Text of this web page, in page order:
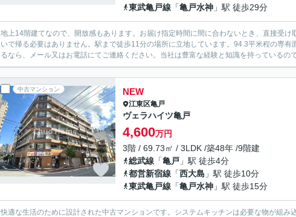
東武亀戸線 「亀戸水神 」駅 徒歩29分
地上14階建てなので、開放感もあります。お届け指定時間に間に合わないとき、直接受
いで帰る必要はありません。駅まで徒歩11分の場所に立地しています。94.3平米程の専
るなら、メール又はお電話にてご連絡ください。当社は豊富な経験と知識を持っているの
中古マンション NEW
江東区亀戸
ヴェラハイツ亀戸
4,600万円
3階 / 69.73㎡ / 3LDK /築48年 /9階建
総武線 「亀戸 」駅 徒歩4分
都営新宿線 「西大島 」駅 徒歩10分
東武亀戸線 「亀戸水神 」駅 徒歩15分
快適な生活のために設計された中古マンションです。システムキッチンは必要な物が組